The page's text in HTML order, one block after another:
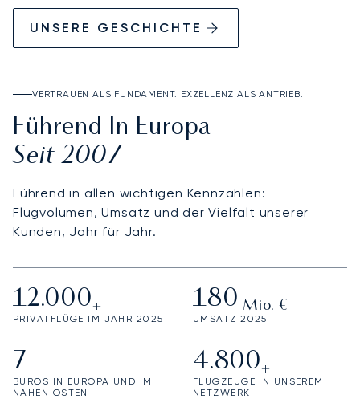
UNSERE GESCHICHTE
VERTRAUEN ALS FUNDAMENT. EXZELLENZ ALS ANTRIEB.
Führend In Europa
Seit 2007
Führend in allen wichtigen Kennzahlen:
Flugvolumen, Umsatz und der Vielfalt unserer
Kunden, Jahr für Jahr.
12.000+
PRIVATFLÜGE IM JAHR 2025
180 Mio. €
UMSATZ 2025
7
BÜROS IN EUROPA UND IM
NAHEN OSTEN
4.800+
FLUGZEUGE IN UNSEREM
NETZWERK